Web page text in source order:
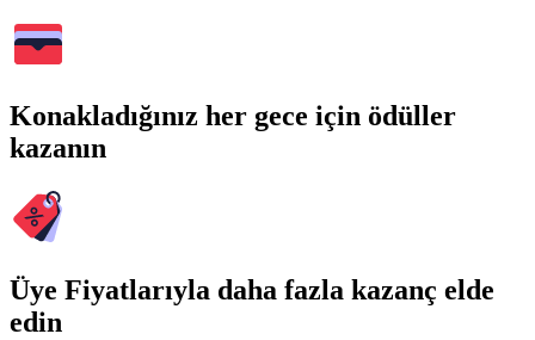
Konakladığınız her gece için ödüller
kazanın
Üye Fiyatlarıyla daha fazla kazanç elde
edin